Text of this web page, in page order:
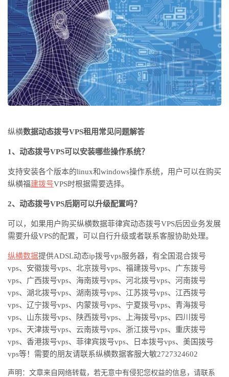
纵横数据动态拨号VPS租用常见问题解答
1、动态拨号VPS可以安装哪些操作系统？
支持安装各个版本的linux和windows操作系统，用户可以在购买
纵横福建拨号VPS时根据需要选择。
2、动态拨号VPS后期可以升级配置吗？
可以，如果用户购买纵横数据菲律宾动态拨号VPS后因业务发展
需要升级VPS的配置，可以自行升级或者联系客服协助处理。
纵横数据提供ADSL动态ip拨号vps服务器，有全国混合拨号
vps、 安徽拨号vps、 北京拨号vps、 福建拨号vps、 广东拨号
vps、 广西拨号vps、 海南拨号vps、 河北拨号vps、 河南拨号
vps、 湖北拨号vps、 湖南拨号vps、 江苏拨号vps、 江西拨号
vps、 辽宁拨号vps、 内蒙拨号vps、 宁夏拨号vps、 青海拨号
vps、 山东拨号vps、 陕西拨号vps、 上海拨号vps、 四川 拨号
vps、 天津拨号vps、 云南拨号vps、 浙江拨号vps、 重庆拨号
vps、 香港拨号vps、 菲律宾拨号vps、 日本拨号vps、 美国拨号
vps等！需要的朋友请联系纵横数据客服大敏2727324602
声明：文章来自网络转载，若无意中有侵犯您权益的信息，请联系